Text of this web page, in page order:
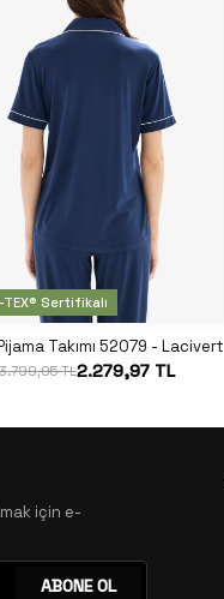
TEX® Sertifikalı
Takımı 52079 - Lacivert
TL2.279,97 TL
için e-
ABONE OL